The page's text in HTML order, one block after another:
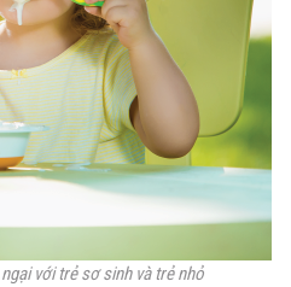
với trẻ sơ sinh và trẻ nhỏ